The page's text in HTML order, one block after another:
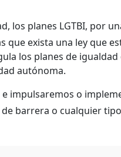
los planes LGTBI, por
que exista una ley que
los planes de igualdad
autónoma.
impulsaremos o
barrera o cualquier